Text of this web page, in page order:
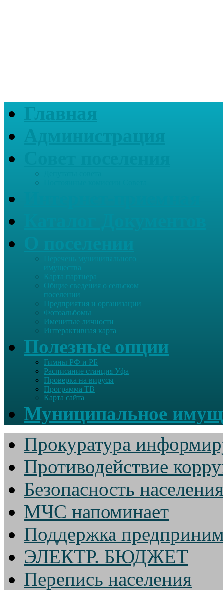
Главная
Перечень муниципального
имущества
Карта партнера
Общие сведения о сельском
поселении
Предприятия и организации
Фотоальбомы
Именитые личности
Интерактивная карта
Полезные опции
Гимны РФ и РБ
Расписание станция Уфа
Проверка на вирусы
Программа ТВ
Карта сайта
Муниципальное
Прокуратура
Противодействие
Безопасность населения
МЧС напоминает
Поддержка
ЭЛЕКТР. БЮДЖЕТ
Перепись населения